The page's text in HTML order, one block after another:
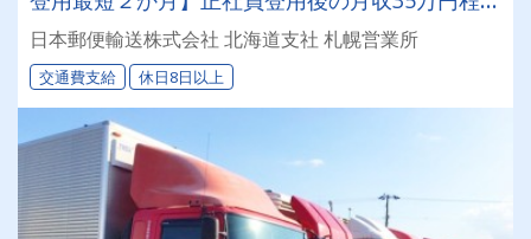
度！
日本郵便輸送株式会社 北海道支社 札幌営業所
交通費支給 休日8日以上